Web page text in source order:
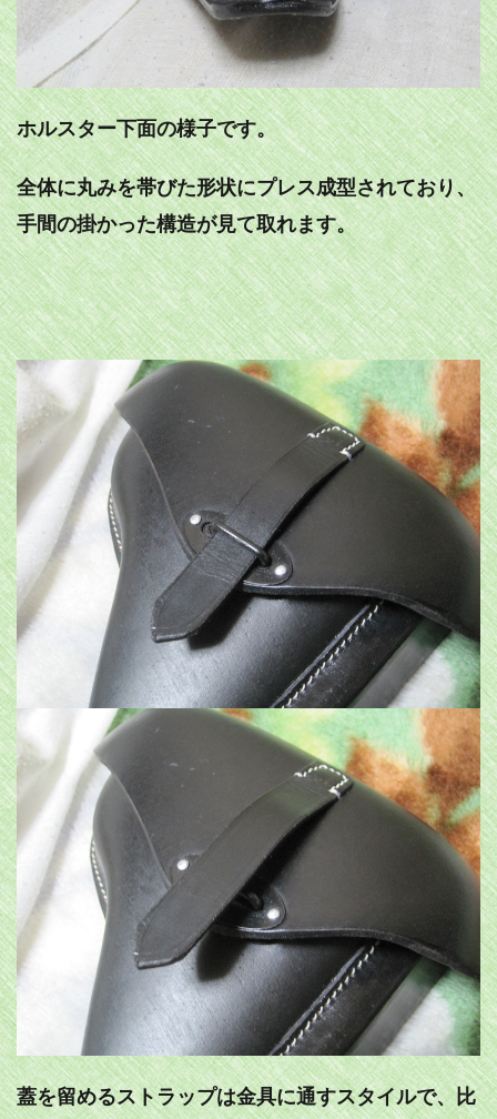
ホルスター下面の様子です。
全体に丸みを帯びた形状にプレス成型されており、
手間の掛かった構造が見て取れます。
蓋を留めるストラップは金具に通すスタイルで、比